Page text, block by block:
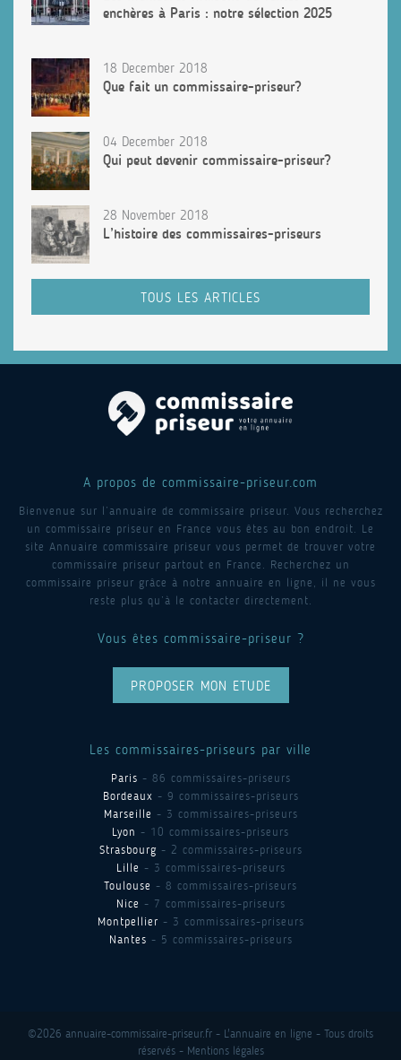
enchères à Paris : notre sélection 2025
18 December 2018
Que fait un commissaire-priseur?
04 December 2018
Qui peut devenir commissaire-priseur?
28 November 2018
L’histoire des commissaires-priseurs
TOUS LES ARTICLES
A propos de commissaire-priseur.com
Bienvenue sur l’annuaire de commissaire priseur. Vous recherchez
un commissaire priseur en France vous êtes au bon endroit. Le
site Annuaire commissaire priseur vous permet de trouver votre
commissaire priseur partout en France. Recherchez un
commissaire priseur grâce à notre annuaire en ligne, il ne vous
reste plus qu’à le contacter directement.
Vous êtes commissaire-priseur ?
PROPOSER MON ETUDE
Les commissaires-priseurs par ville
Paris - 86 commissaires-priseurs
Bordeaux - 9 commissaires-priseurs
Marseille - 3 commissaires-priseurs
Lyon - 10 commissaires-priseurs
Strasbourg - 2 commissaires-priseurs
Lille - 3 commissaires-priseurs
Toulouse - 8 commissaires-priseurs
Nice - 7 commissaires-priseurs
Montpellier - 3 commissaires-priseurs
Nantes - 5 commissaires-priseurs
©2026 annuaire-commissaire-priseur.fr - L'annuaire en ligne - Tous droits
réservés - Mentions légales